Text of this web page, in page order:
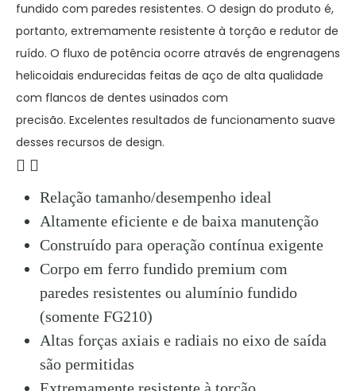
fundido com paredes resistentes. O design do produto é,
portanto, extremamente resistente à torção e redutor de
ruído. O fluxo de potência ocorre através de engrenagens
helicoidais endurecidas feitas de aço de alta qualidade
com flancos de dentes usinados com
precisão. Excelentes resultados de funcionamento suave
desses recursos de design.
Relação tamanho/desempenho ideal
Altamente eficiente e de baixa manutenção
Construído para operação contínua exigente
Corpo em ferro fundido premium com
paredes resistentes ou alumínio fundido
(somente FG210)
Altas forças axiais e radiais no eixo de saída
são permitidas